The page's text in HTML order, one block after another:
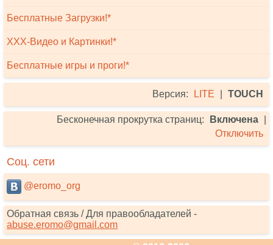
Бесплатные Загрузки!*
XXX-Видео и Картинки!*
Бесплатные игры и проги!*
Версия: LITE TOUCH
Бесконечная прокрутка страниц: Включена
Отключить
Соц. сети
@eromo_org
Обратная связь / Для правообладателей -
abuse.eromo@gmail.com